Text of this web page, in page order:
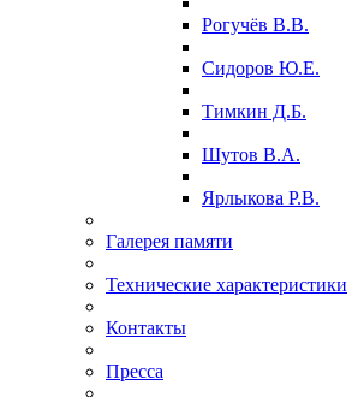
Рогучёв В.В.
Сидоров Ю.Е.
Тимкин Д.Б.
Шутов В.А.
Ярлыкова Р.В.
Галерея памяти
Технические характеристики
Контакты
Пресса